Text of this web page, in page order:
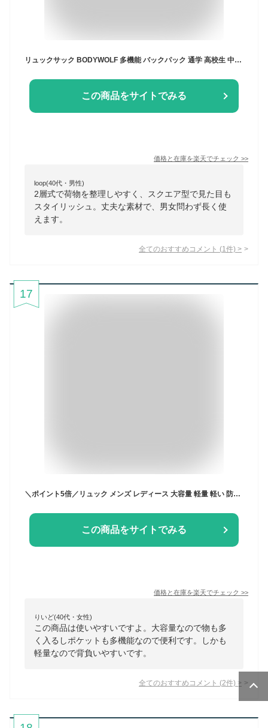
リュックサック BODYWOLF 多機能 バックパック 通学 高校生 中学生 リュック 2層式 スクエアーリュック 機能 大容量 女子 男子 通勤 スポーツジム
この商品をサイトでみる
価格と在庫を楽天でチェック >>
loop(40代・男性)
2層式で荷物を整理しやすく、スクエア型で見た目も
スタイリッシュ。丈夫な素材で、男女問わず長く使
えます。
全てのおすすめコメント (1 件) >
17
＼ポイント5倍／リュック メンズ レディース 大容量 軽量 軽い 防水 バックパック 耐傷付き 撥水 おしゃれ 通勤 通学 女子 スポーツリュック りゅっく pc対応 拡張 韓国 ペア ユニセックス かわいい おしゃれ ユニセックス 韓国リュック 高校生
この商品をサイトでみる
価格と在庫を楽天でチェック >>
りいど(40代・女性)
この商品は使いやすいですよ。大容量なので物も多
く入るしポケットも多機能なので便利です。しかも
軽量なので背負いやすいです。
全てのおすすめコメント (2件) >